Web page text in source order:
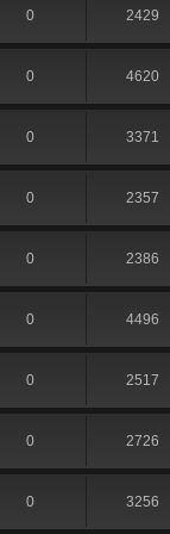
0 2429
0 4620
0 3371
0 2357
0 2386
0 4496
0 2517
0 2726
0 3256